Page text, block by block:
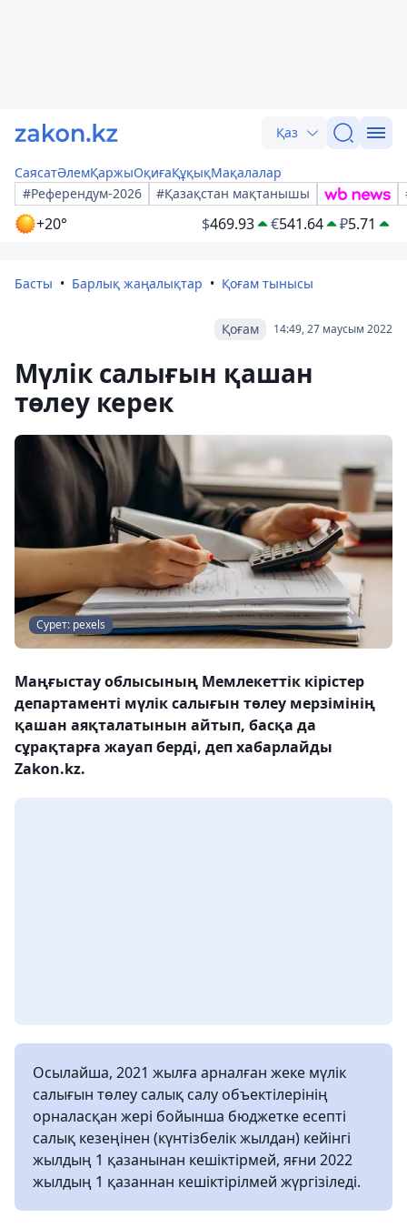
Қаз
СаясатӘлемҚаржыОқиғаҚұқықМақалалар
#Референдум-2026
#Қазақстан мақтанышы
+20° $469.93 €541.64 ₽5.71
Басты Барлық жаңалықтар Қоғам тынысы
14:49, 27 маусым 2022
Қоғам
Мүлік салығын қашан
төлеу керек
Сурет: pexels
Маңғыстау облысының Мемлекеттік кірістер
департаменті мүлік салығын төлеу мерзімінің
қашан аяқталатынын айтып, басқа да
сұрақтарға жауап берді, деп хабарлайды
Zakon.kz.
Осылайша, 2021 жылға арналған жеке мүлік
салығын төлеу салық салу объектілерінің
орналасқан жері бойынша бюджетке есепті
салық кезеңінен (күнтізбелік жылдан) кейінгі
жылдың 1 қазанынан кешіктірмей, яғни 2022
жылдың 1 қазаннан кешіктірілмей жүргізіледі.